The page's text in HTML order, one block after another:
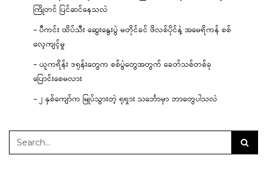
ကြိုတင် ပြင်ဆင်နေသလဲ
– ပီကင်း ထိပ်သီး ဆွေးနွေးပွဲ မတိုင်ခင် ဖိလစ်ပိုင်နဲ့ အမေရိကန် စစ်
လေ့ကျင့်မှု
– ယူကရိန်း ဒရုန်းတွေက စစ်ပွဲတွေအတွက် ခေတ်သစ်တစ်ခု
ပြောင်းစေမလား
– ၂ နှစ်ကျော်က မြုပ်သွားတဲ့ ရုရှား သင်္ဘောမှာ ဘာတွေပါသလဲ